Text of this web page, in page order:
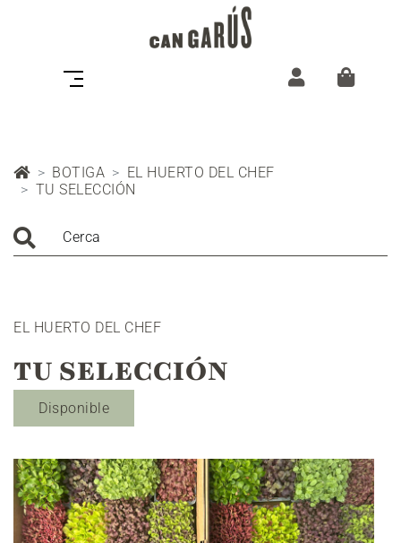
BOTIGA
EL HUERTO DEL CHEF
TU SELECCIÓN
Cerca
EL HUERTO DEL CHEF
TU SELECCIÓN
Disponible